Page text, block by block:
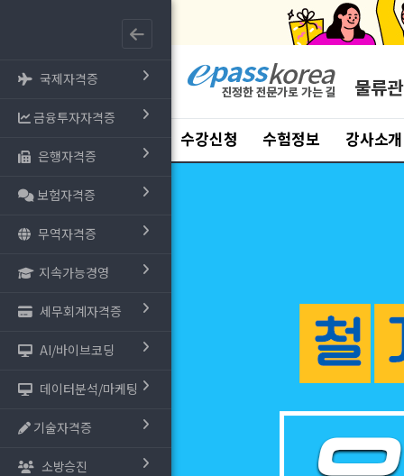
국제자격증
금융투자자격증
은행자격증
보험자격증
무역자격증
지속가능경영
세무회계자격증
AI/바이브코딩
데이터분석/마케팅
기술자격증
소방승진
물류
수강신청 수험정보 강사소개